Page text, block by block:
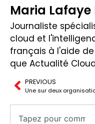
Maria Lafaye
Journaliste
cloud et
français à l'aide
que Actualité
PREVIOUS